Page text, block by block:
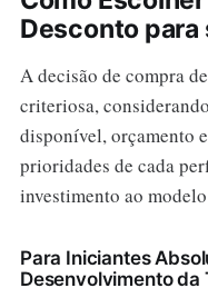
Desconto para
A decisão de compra
criteriosa,
disponível, orçamento
prioridades de cada
investimento ao
Para Iniciantes
Desenvolvimento da